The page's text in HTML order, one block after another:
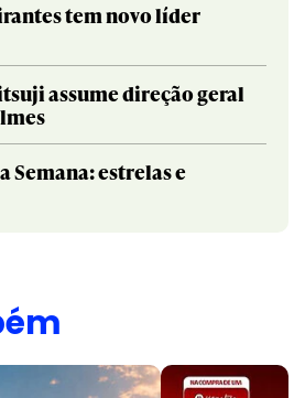
tem novo líder
assume direção geral
Semana: estrelas e